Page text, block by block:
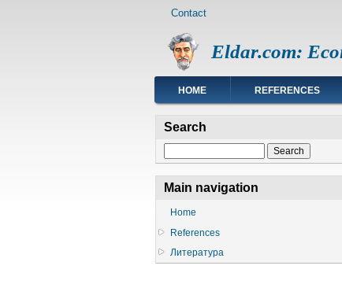
Footer
Contact
Eldar.com:
Main
navigation
HOME REFERENCES
Search
Main navigation
Home
References
Литература